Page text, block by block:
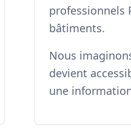
professionnels
bâtiments.
Nous
devient
une